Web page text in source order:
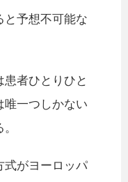
と予想不可能な
患者ひとりひと
唯一つしかない
式がヨーロッパ